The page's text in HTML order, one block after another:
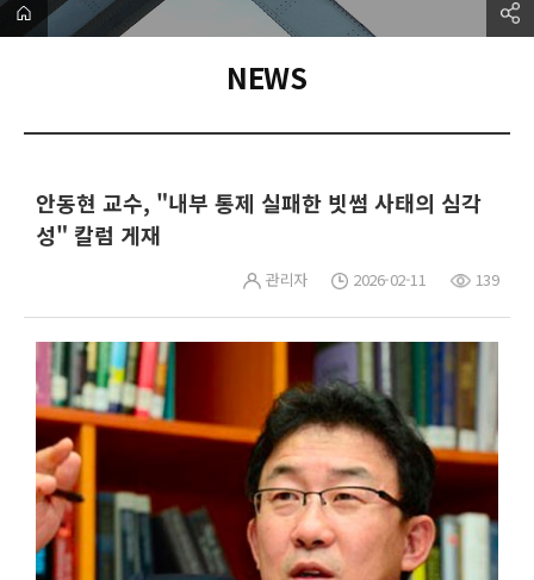
NEWS
안동현 교수, "내부 통제 실패한 빗썸 사태의 심각
성" 칼럼 게재
관리자 2026-02-11 139